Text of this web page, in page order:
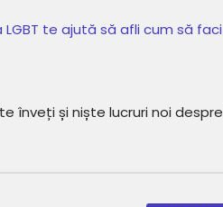
te ajută să afli cum să
înveți și niște lucruri noi